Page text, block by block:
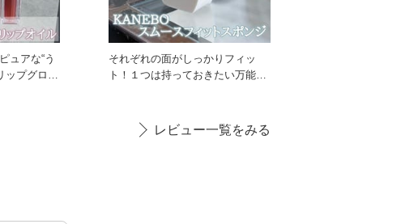
ュアな“う
プグロス
それぞれの面がしっかりフィッ
ト！１つは持っておきたい万能ス
レビュー一覧をみる